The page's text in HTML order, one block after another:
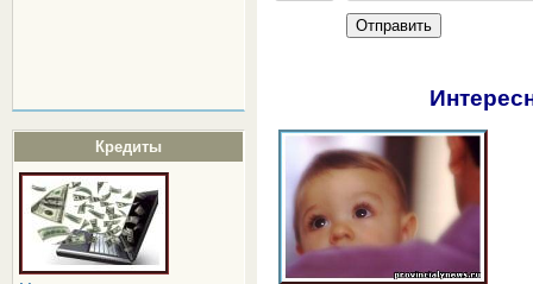
Кредиты
Отправить